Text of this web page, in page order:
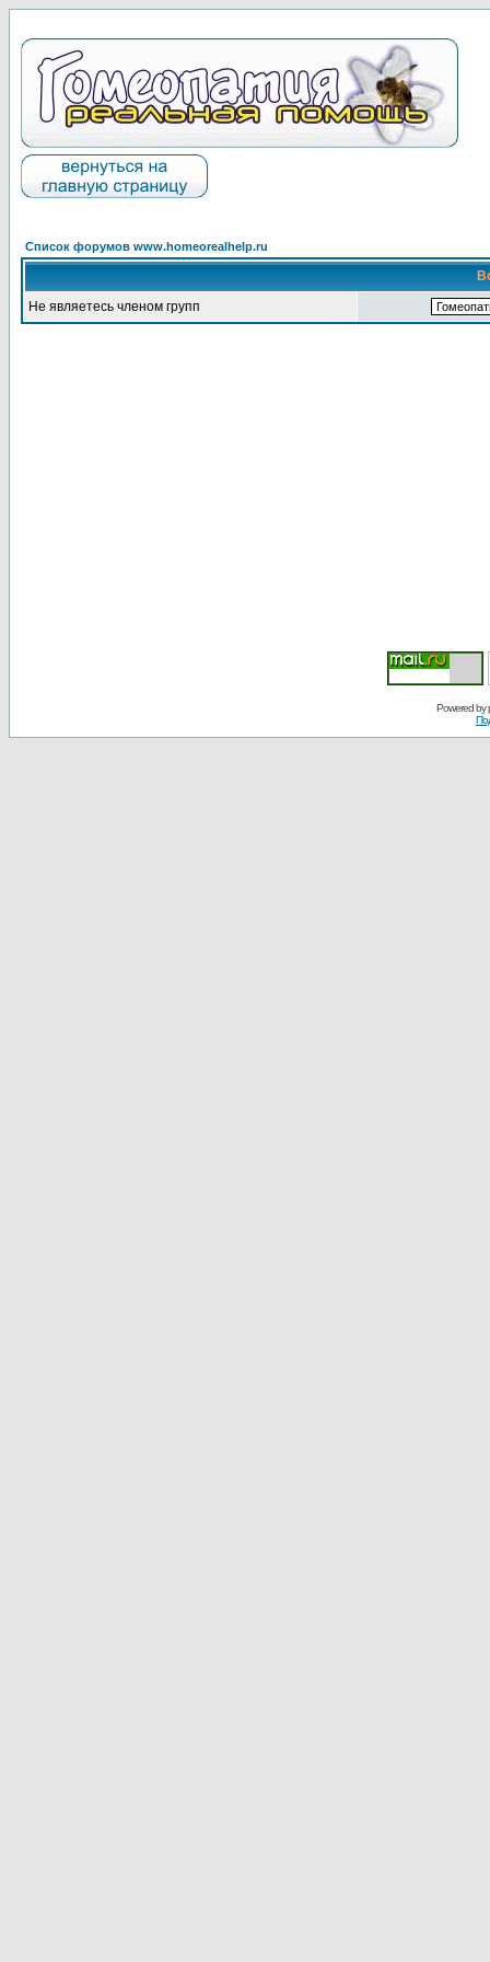
Список форумов www.homeorealhelp.ru
Не являетесь членом групп
Powered by